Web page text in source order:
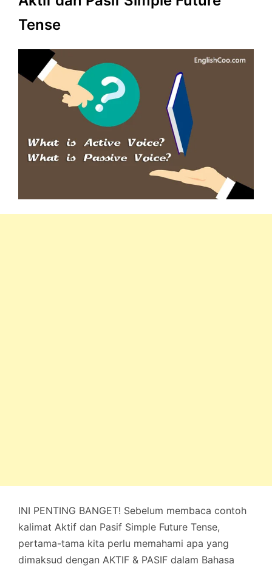
Tense
INI PENTING BANGET! Sebelum membaca contoh
kalimat Aktif dan Pasif Simple Future Tense,
pertama-tama kita perlu memahami apa yang
dimaksud dengan AKTIF & PASIF dalam Bahasa